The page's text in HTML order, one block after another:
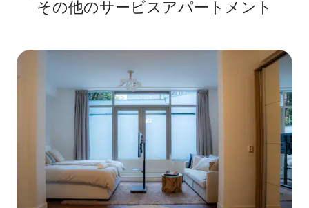
その他のサービスアパートメント